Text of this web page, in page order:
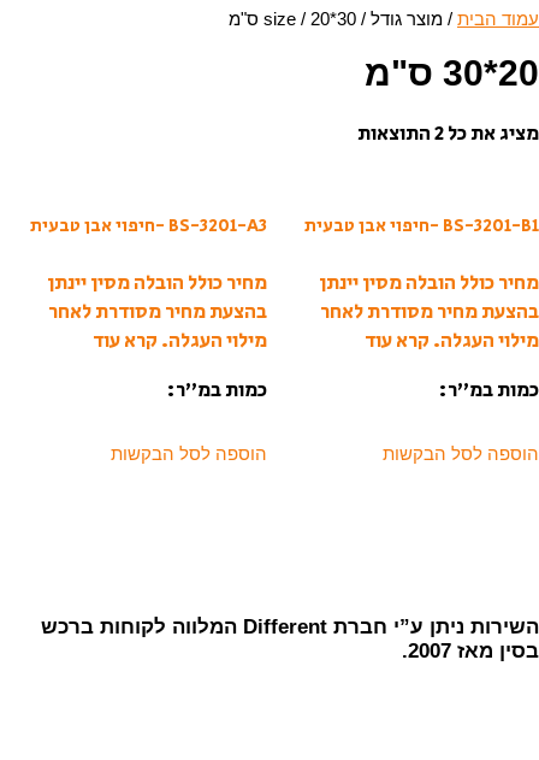
עמוד הבית / מוצר גודל / size / 20*30 ס"מ
20*30 ס"מ
מציג את כל 2 התוצאות
BS-3201-B1 -חיפוי אבן טבעית
מחיר כולל הובלה מסין יינתן
בהצעת מחיר מסודרת לאחר
מילוי העגלה. קרא עוד
כמות במ”ר:
הוספה לסל הבקשות
BS-3201-A3 -חיפוי אבן טבעית
מחיר כולל הובלה מסין יינתן
בהצעת מחיר מסודרת לאחר
מילוי העגלה. קרא עוד
כמות במ”ר:
הוספה לסל הבקשות
השירות ניתן ע”י חברת Different המלווה לקוחות ברכש
בסין מאז 2007.